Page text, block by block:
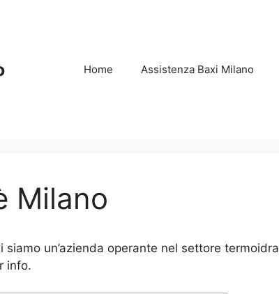
Home Assistenza Baxi Milano
Milano
un’azienda operante nel settore
info.